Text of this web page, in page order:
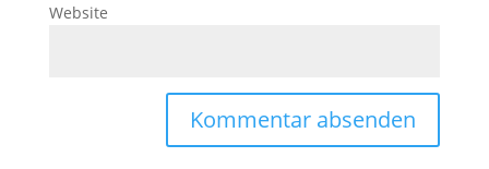
Website